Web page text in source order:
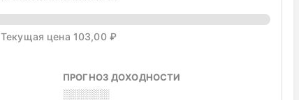
Текущая цена 103,00 ₽
ПРОГНОЗ ДОХОДНОСТИ
░░░░░░